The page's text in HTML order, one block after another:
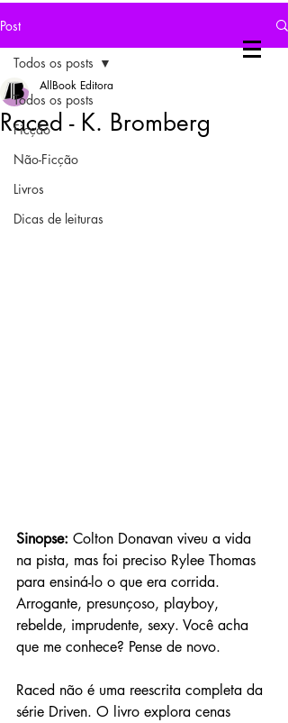
Post
Todos os posts
Ficção
Não-Ficção
Livros
Dicas de leituras
Todos os posts
Raced - K. Bromberg
AllBook Editora
Sinopse: Colton Donavan viveu a vida
na pista, mas foi preciso Rylee Thomas
para ensiná-lo o que era corrida.
Arrogante, presunçoso, playboy,
rebelde, imprudente, sexy. Você acha
que me conhece? Pense de novo.
Raced não é uma reescrita completa da
série Driven. O livro explora cenas